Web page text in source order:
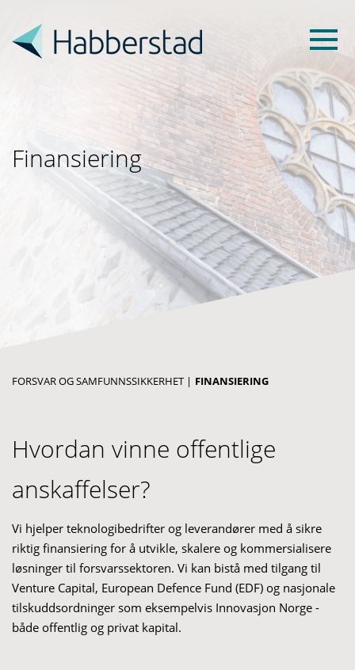
Finansiering
FORSVAR OG SAMFUNNSSIKKERHET | FINANSIERING
Hvordan vinne offentlige
anskaffelser?
Vi hjelper teknologibedrifter og leverandører med å sikre
riktig finansiering for å utvikle, skalere og kommersialisere
løsninger til forsvarssektoren. Vi kan bistå med tilgang til
Venture Capital, European Defence Fund (EDF) og nasjonale
tilskuddsordninger som eksempelvis Innovasjon Norge -
både offentlig og privat kapital.